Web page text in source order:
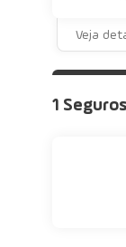
Veja
1 Seguros